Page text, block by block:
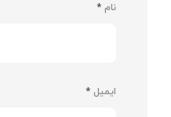
نام *
ایمیل *